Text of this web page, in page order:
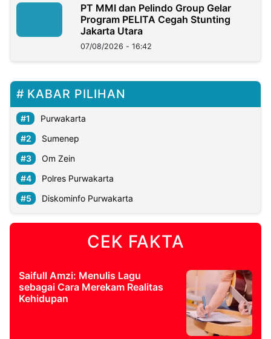
PT MMI dan Pelindo Group Gelar
Program PELITA Cegah Stunting
Jakarta Utara
07/08/2026 - 16:42
KABAR PILIHAN
Purwakarta
Sumenep
Om Zein
Polres Purwakarta
Diskominfo Purwakarta
CEK FAKTA
Saifull Amzi: Menulis Lagu
sebagai Cara Merekam Realitas
Kehidupan